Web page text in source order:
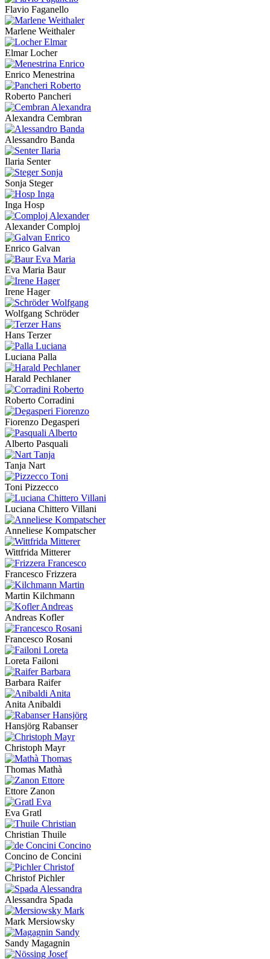
Flavio Faganello
Marlene Weithaler
Elmar Locher
Enrico Menestrina
Roberto Pancheri
Alexandra Cembran
Alessandro Banda
Ilaria Senter
Sonja Steger
Inga Hosp
Alexander Comploj
Enrico Galvan
Eva Maria Baur
Irene Hager
Wolfgang Schröder
Hans Terzer
Luciana Palla
Harald Pechlaner
Roberto Corradini
Fiorenzo Degasperi
Alberto Pasquali
Tanja Nart
Toni Pizzecco
Luciana Chittero Villani
Anneliese Kompatscher
Wittfrida Mitterer
Francesco Frizzera
Martin Kilchmann
Andreas Kofler
Francesco Rosani
Loreta Failoni
Barbara Raifer
Anita Anibaldi
Hansjörg Rabanser
Christoph Mayr
Thomas Mathà
Ettore Zanon
Eva Gratl
Christian Thuile
Concino de Concini
Christof Pichler
Alessandra Spada
Mark Mersiowsky
Sandy Magagnin